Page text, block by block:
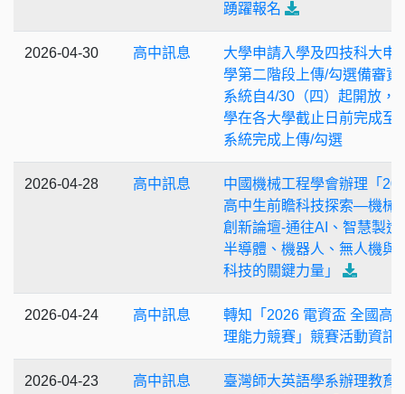
踴躍報名
2026-04-30 高中訊息
大學申請入學及四技科大申
學第二階段上傳/勾選備審資
系統自4/30（四）起開放，
學在各大學截止日前完成至
系統完成上傳/勾選
2026-04-28 高中訊息
中國機械工程學會辦理「
高中生前瞻科技探索—機械
創新論壇-通往AI、智慧製造
半導體、機器人、無人機與
科技的關鍵力量」
2026-04-24 高中訊息
轉知「2026 電資盃 全國高
理能力競賽」競賽活動資訊
2026-04-23 高中訊息
臺灣師大英語學系辦理教育